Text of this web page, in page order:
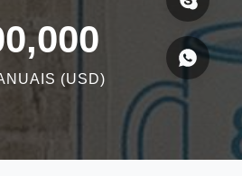
(USD)